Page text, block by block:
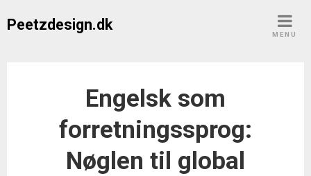
Peetzdesign.dk
MENU
Engelsk som
forretningssprog:
Nøglen til global